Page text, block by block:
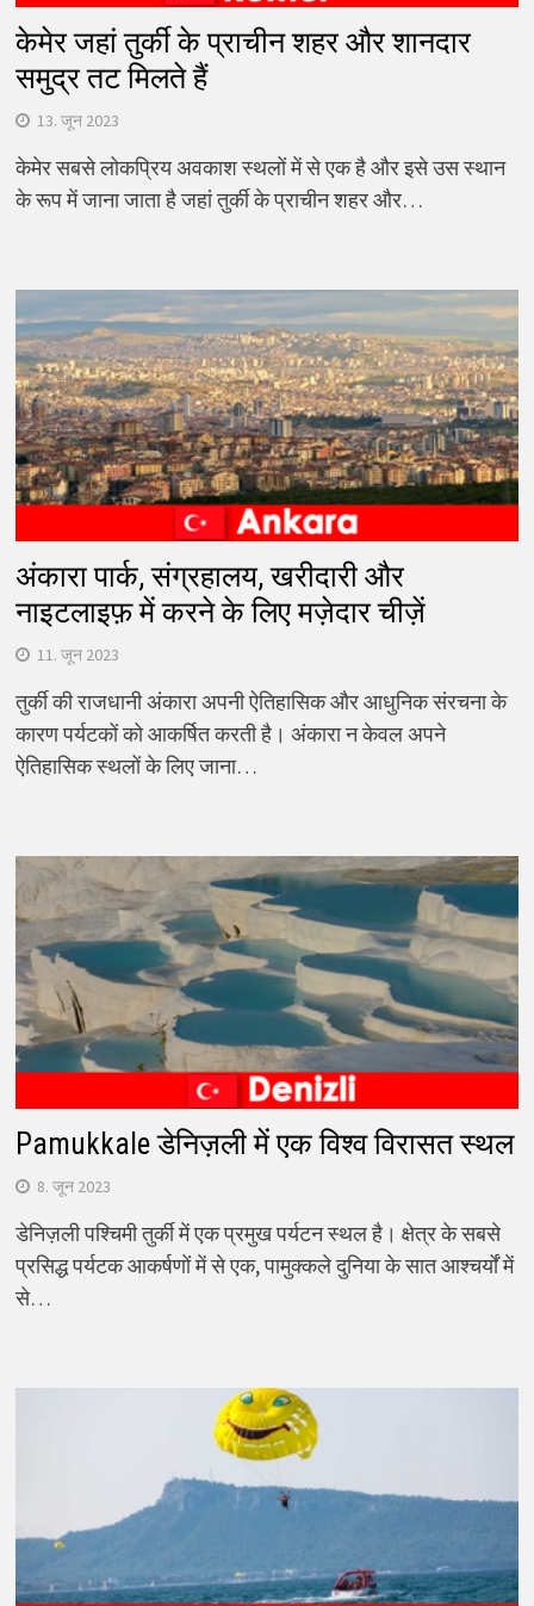
केमेर जहां तुर्की के प्राचीन शहर और शानदार
समुद्र तट मिलते हैं
13. जून 2023
केमेर सबसे लोकप्रिय अवकाश स्थलों में से एक है और इसे उस स्थान
के रूप में जाना जाता है जहां तुर्की के प्राचीन शहर और…
अंकारा पार्क, संग्रहालय, खरीदारी और
नाइटलाइफ़ में करने के लिए मज़ेदार चीज़ें
11. जून 2023
तुर्की की राजधानी अंकारा अपनी ऐतिहासिक और आधुनिक संरचना के
कारण पर्यटकों को आकर्षित करती है। अंकारा न केवल अपने
ऐतिहासिक स्थलों के लिए जाना…
Pamukkale डेनिज़ली में एक विश्व विरासत स्थल
8. जून 2023
डेनिज़ली पश्चिमी तुर्की में एक प्रमुख पर्यटन स्थल है। क्षेत्र के सबसे
प्रसिद्ध पर्यटक आकर्षणों में से एक, पामुक्कले दुनिया के सात आश्चर्यों में
से…